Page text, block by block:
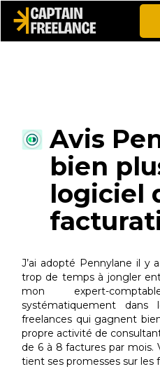
Avis
bien
logiciel
J’ai adopté Pennylane il y
trop de temps à jongler
mon expert-
systématiquement dans
freelances qui gagnent
propre activité de
de 6 à 8 factures par mois.
tient ses promesses sur les